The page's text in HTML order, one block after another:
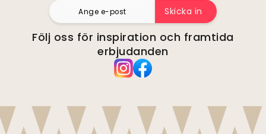
Skicka in
Följ oss för inspiration och framtida
erbjudanden